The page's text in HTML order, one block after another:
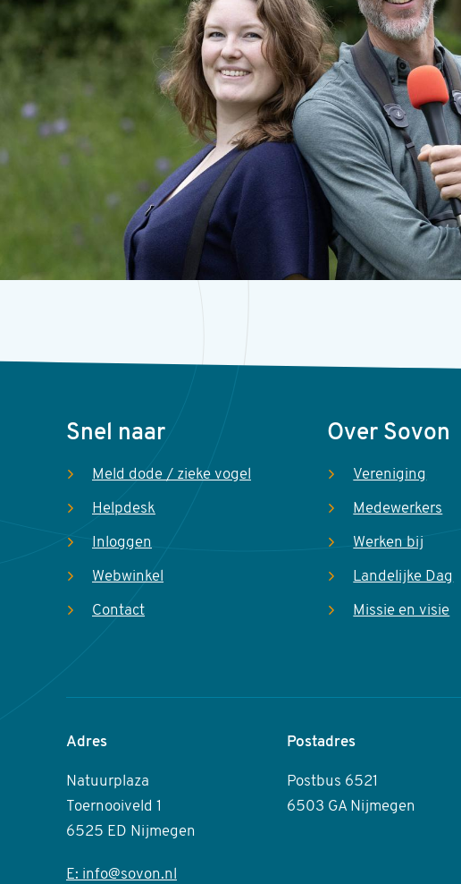
Voet
Snel naar
Meld dode / zieke vogel
Helpdesk
Inloggen
Webwinkel
Contact
Over Sovon
Vereniging
Medewerkers
Werken bij
Landelijke Dag
Missie en visie
Adres
Natuurplaza
Toernooiveld 1
6525 ED Nijmegen
E: info@sovon.nl
Postadres
Postbus 6521
6503 GA Nijmegen